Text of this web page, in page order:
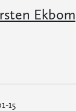
Ekbom
15